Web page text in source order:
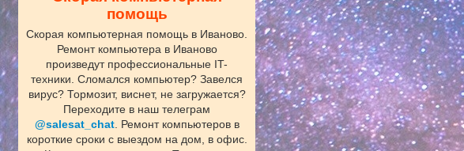
помощь
Скорая компьютерная помощь в Иваново.
Ремонт компьютера в Иваново
произведут профессиональные IT-
техники. Сломался компьютер? Завелся
вирус? Тормозит, виснет, не загружается?
Переходите в наш телеграм
@salesat_chat. Ремонт компьютеров в
короткие сроки с выездом на дом, в офис.